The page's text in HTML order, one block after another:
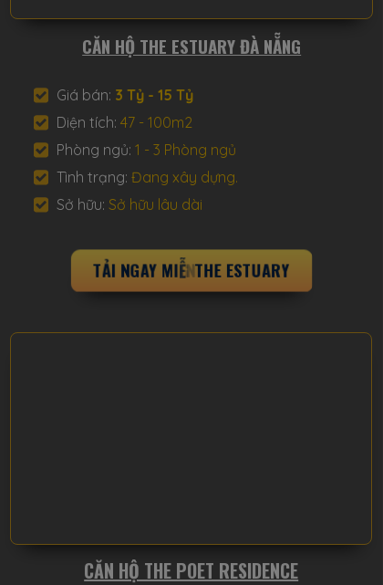
CĂN HỘ THE POET RESIDENCE
Giá bán: 3 Tỷ - 15 Tỷ
Diện tích: 47 - 100m2
Phòng ngủ: 1 - 3 Phòng ngủ
Tình trạng: Đang xây dựng.
Sở hữu: Sở hữu lâu dài
CĂN HỘ THE ESTUARY ĐÀ NẴNG
TẢIN GAYMIỄNPHÍ